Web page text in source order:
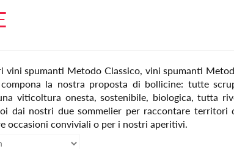
vini spumanti Metodo Classico, vini spumanti
la nostra proposta di bollicine: tutte
viticoltura onesta, sostenibile, biologica, tutta
dai nostri due sommelier per raccontare
occasioni conviviali o per i nostri aperitivi.